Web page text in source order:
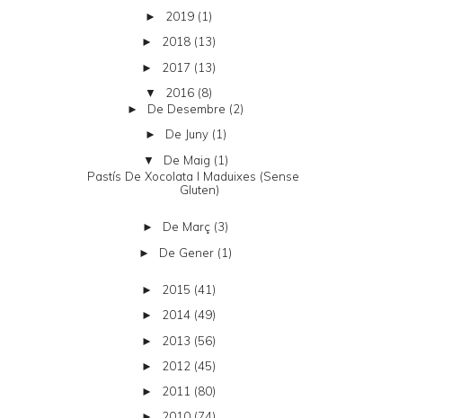
► 2019 (1)
► 2018 (13)
► 2017 (13)
▼ 2016 (8)
► De Desembre (2)
► De Juny (1)
▼ De Maig (1)
Pastís De Xocolata I Maduixes (sense
Gluten)
► De Març (3)
► De Gener (1)
► 2015 (41)
► 2014 (49)
► 2013 (56)
► 2012 (45)
► 2011 (80)